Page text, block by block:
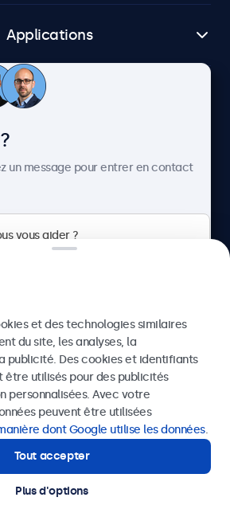
Applications
Service client
5 noté par 5000+ entreprises
© 2026 Beetronics
un message pour entrer en contact
Envoyer
nous au03 808 1603
et des technologies similaires
du site, les analyses, la
publicité. Des cookies et identifiants
être utilisés pour des publicités
personnalisées. Avec votre
peuvent être utilisées
dont Google utilise les données.
Tout accepter
Plus d'options